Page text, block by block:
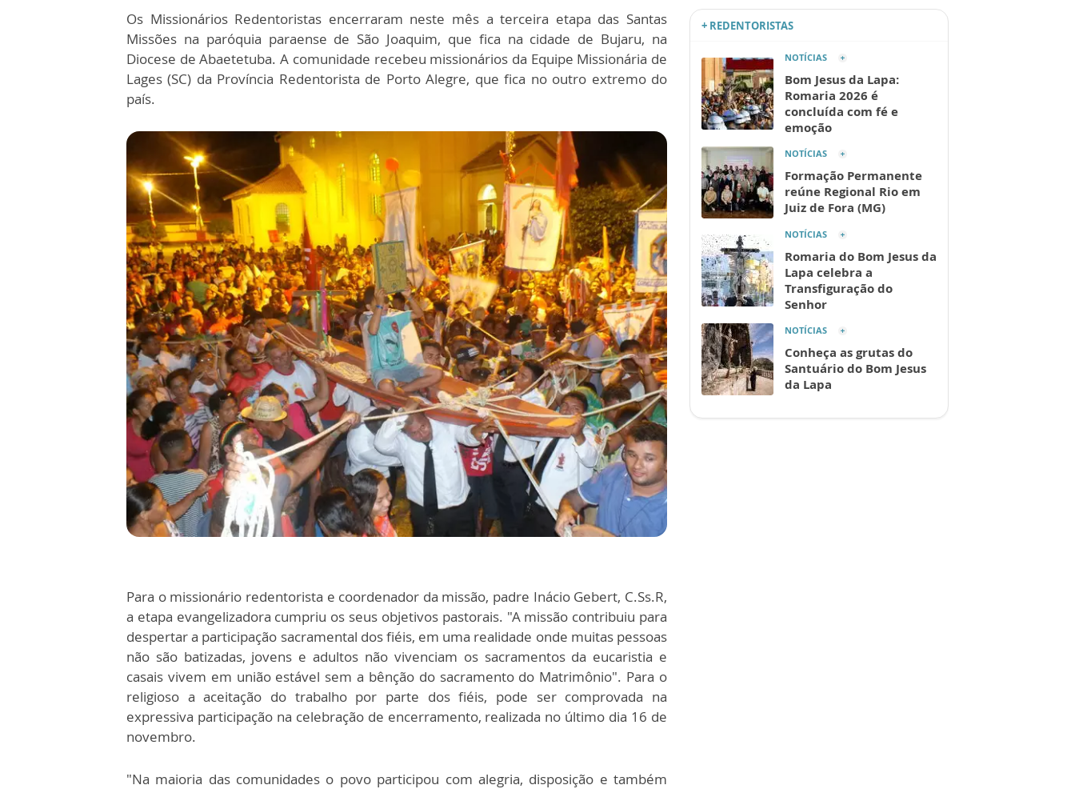
Os Missionários Redentoristas encerraram neste mês a terceira etapa das Santas
Missões na paróquia paraense de São Joaquim, que fica na cidade de Bujaru, na
Diocese de Abaetetuba. A comunidade recebeu missionários da Equipe Missionária de
Lages (SC) da Província Redentorista de Porto Alegre, que fica no outro extremo do
país.
Para o missionário redentorista e coordenador da missão, padre Inácio Gebert, C.Ss.R,
a etapa evangelizadora cumpriu os seus objetivos pastorais. "A missão contribuiu para
despertar a participação sacramental dos fiéis, em uma realidade onde muitas pessoas
não são batizadas, jovens e adultos não vivenciam os sacramentos da eucaristia e
casais vivem em união estável sem a bênção do sacramento do Matrimônio". Para o
religioso a aceitação do trabalho por parte dos fiéis, pode ser comprovada na
expressiva participação na celebração de encerramento, realizada no último dia 16 de
novembro.
"Na maioria das comunidades o povo participou com alegria, disposição e também
+ REDENTORISTAS
NOTÍCIAS
Bom Jesus da Lapa:
Romaria 2026 é
concluída com fé e
emoção
NOTÍCIAS
Formação Permanente
reúne Regional Rio em
Juiz de Fora (MG)
NOTÍCIAS
Romaria do Bom Jesus da
Lapa celebra a
Transfiguração do
Senhor
NOTÍCIAS
Conheça as grutas do
Santuário do Bom Jesus
da Lapa